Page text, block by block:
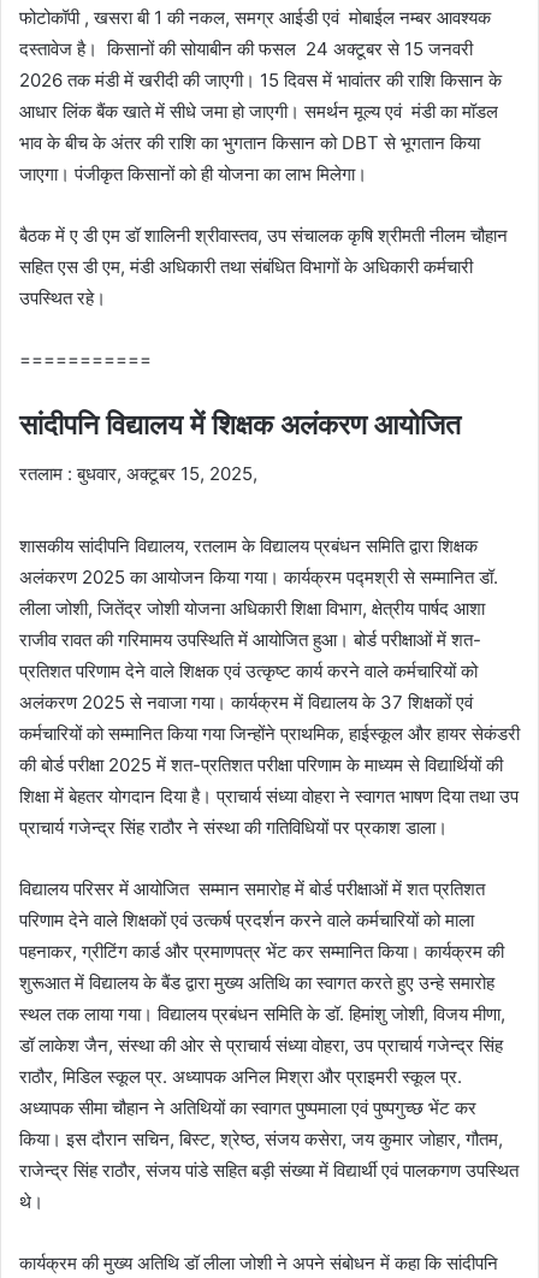
फोटोकॉपी , खसरा बी 1 की नकल, समग्र आईडी एवं मोबाईल नम्बर आवश्यक
दस्तावेज है। किसानों की सोयाबीन की फसल 24 अक्टूबर से 15 जनवरी
2026 तक मंडी में खरीदी की जाएगी। 15 दिवस में भावांतर की राशि किसान के
आधार लिंक बैंक खाते में सीधे जमा हो जाएगी। समर्थन मूल्य एवं मंडी का मॉडल
भाव के बीच के अंतर की राशि का भुगतान किसान को DBT से भूगतान किया
जाएगा। पंजीकृत किसानों को ही योजना का लाभ मिलेगा।
बैठक में ए डी एम डॉ शालिनी श्रीवास्तव, उप संचालक कृषि श्रीमती नीलम चौहान
सहित एस डी एम, मंडी अधिकारी तथा संबंधित विभागों के अधिकारी कर्मचारी
उपस्थित रहे।
===========
सांदीपनि विद्यालय में शिक्षक अलंकरण आयोजित
रतलाम : बुधवार, अक्टूबर 15, 2025,
शासकीय सांदीपनि विद्यालय, रतलाम के विद्यालय प्रबंधन समिति द्वारा शिक्षक
अलंकरण 2025 का आयोजन किया गया। कार्यक्रम पद्मश्री से सम्मानित डॉ.
लीला जोशी, जितेंद्र जोशी योजना अधिकारी शिक्षा विभाग, क्षेत्रीय पार्षद आशा
राजीव रावत की गरिमामय उपस्थिति में आयोजित हुआ। बोर्ड परीक्षाओं में शत-
प्रतिशत परिणाम देने वाले शिक्षक एवं उत्कृष्ट कार्य करने वाले कर्मचारियों को
अलंकरण 2025 से नवाजा गया। कार्यक्रम में विद्यालय के 37 शिक्षकों एवं
कर्मचारियों को सम्मानित किया गया जिन्होंने प्राथमिक, हाईस्कूल और हायर सेकंडरी
की बोर्ड परीक्षा 2025 में शत-प्रतिशत परीक्षा परिणाम के माध्यम से विद्यार्थियों की
शिक्षा में बेहतर योगदान दिया है। प्राचार्य संध्या वोहरा ने स्वागत भाषण दिया तथा उप
प्राचार्य गजेन्द्र सिंह राठौर ने संस्था की गतिविधियों पर प्रकाश डाला।
विद्यालय परिसर में आयोजित सम्मान समारोह में बोर्ड परीक्षाओं में शत प्रतिशत
परिणाम देने वाले शिक्षकों एवं उत्कर्ष प्रदर्शन करने वाले कर्मचारियों को माला
पहनाकर, ग्रीटिंग कार्ड और प्रमाणपत्र भेंट कर सम्मानित किया। कार्यक्रम की
शुरूआत में विद्यालय के बैंड द्वारा मुख्य अतिथि का स्वागत करते हुए उन्हे समारोह
स्थल तक लाया गया। विद्यालय प्रबंधन समिति के डॉ. हिमांशु जोशी, विजय मीणा,
डॉ लाकेश जैन, संस्था की ओर से प्राचार्य संध्या वोहरा, उप प्राचार्य गजेन्द्र सिंह
राठौर, मिडिल स्कूल प्र. अध्यापक अनिल मिश्रा और प्राइमरी स्कूल प्र.
अध्यापक सीमा चौहान ने अतिथियों का स्वागत पुष्पमाला एवं पुष्पगुच्छ भेंट कर
किया। इस दौरान सचिन, बिस्ट, श्रेष्ठ, संजय कसेरा, जय कुमार जोहार, गौतम,
राजेन्द्र सिंह राठौर, संजय पांडे सहित बड़ी संख्या में विद्यार्थी एवं पालकगण उपस्थित
थे।
कार्यक्रम की मुख्य अतिथि डॉ लीला जोशी ने अपने संबोधन में कहा कि सांदीपनि